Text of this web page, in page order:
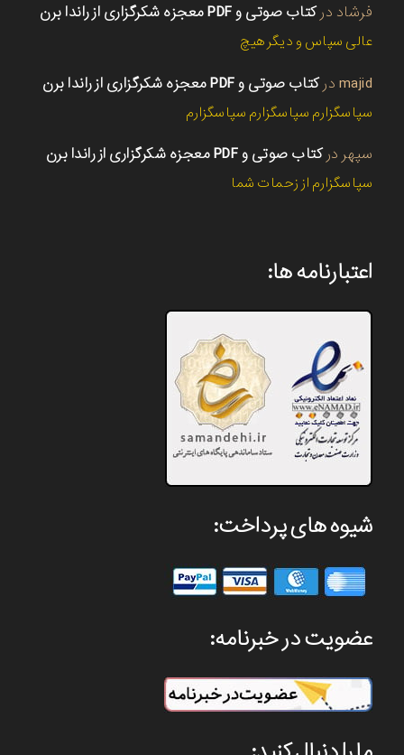
فرشاد درکتاب صوتی و PDF معجزه شکرگزاری از راندا برن
عالی سپاس و دیگر هیچ
majid درکتاب صوتی و PDF معجزه شکرگزاری از راندا برن
سپاسگزارم سپاسگزارم سپاسگزارم
سپهر درکتاب صوتی و PDF معجزه شکرگزاری از راندا برن
سپاسگزارم از زحمات شما
اعتبارنامه ها:
شیوه های پرداخت:
عضویت در خبرنامه: